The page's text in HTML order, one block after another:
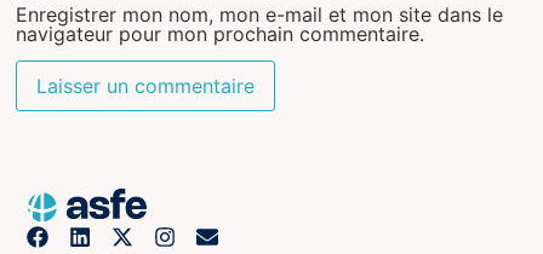
Enregistrer mon nom, mon e-mail et mon site dans le
navigateur pour mon prochain commentaire.